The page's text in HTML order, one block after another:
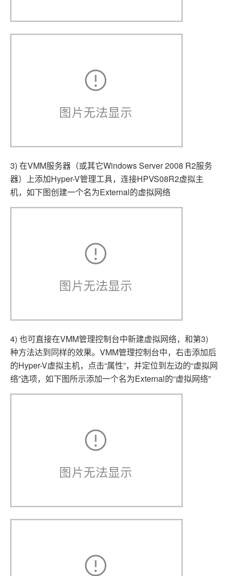
3) 在VMM服务器（或其它Windows Server 2008 R2服务
器）上添加Hyper-V管理工具，连接HPVS08R2虚拟主
机，如下图创建一个名为External的虚拟网络
4) 也可直接在VMM管理控制台中新建虚拟网络，和第3)
种方法达到同样的效果。VMM管理控制台中，右击添加后
的Hyper-V虚拟主机，点击“属性”，并定位到左边的“虚拟网
络”选项，如下图所示添加一个名为External的“虚拟网络”